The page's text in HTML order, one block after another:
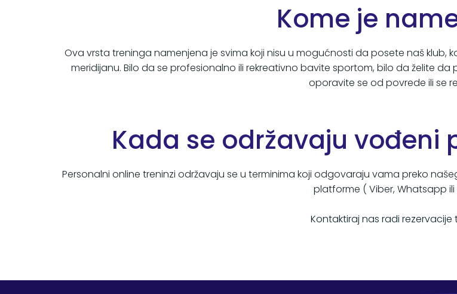
Kome je
Ova vrsta treninga namenjena je svima koji nisu u mogućnosti da posete naš klub,
meridijanu. Bilo da se profesionalno ili rekreativno bavite sportom, bilo da želite
oporavite se od povrede ili se
Kada se održavaju vođeni
Personalni online treninzi održavaju se u terminima koji odgovaraju vama preko
platforme ( Viber, Whatsapp ili
Kontaktiraj nas radi rezervacije